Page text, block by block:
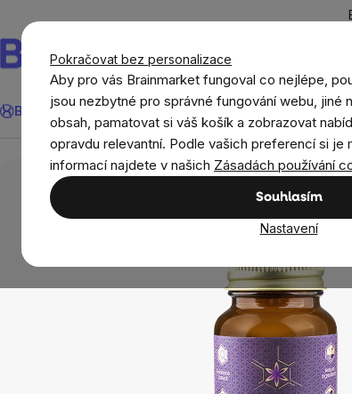
Pokračovat bez personalizace
Aby pro vás Brainmarket fungoval co nejlépe,
jsou nezbytné pro správné fungování webu, jiné
obsah, pamatovat si váš košík a zobrazovat
opravdu relevantní. Podle vašich preferencí si je
informací najdete v našich Zásadách používání
Souhlasím
Nastavení
obsah
Hledat
BrainMax® Léto Ušetři CíleDoplňky stravy a
Cíle NaturLabs Liposomální Kyselina